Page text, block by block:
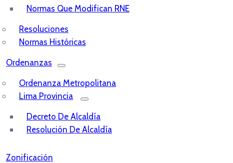
Normas Que Modifican RNE
Resoluciones
Normas Históricas
Ordenanzas
Ordenanza Metropolitana
Lima Provincia
Decreto De Alcaldía
Resolución De Alcaldía
Zonificación